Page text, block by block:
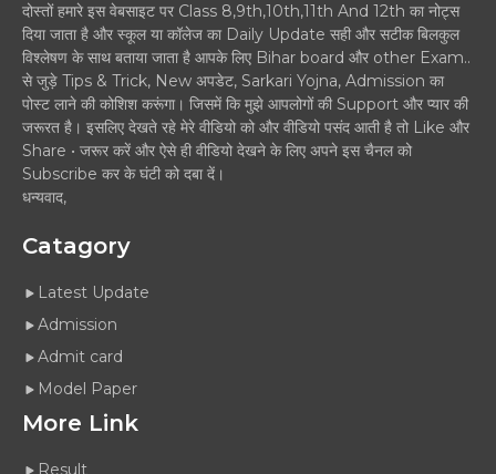
दोस्तों हमारे इस वेबसाइट पर Class 8,9th,10th,11th And 12th का नोट्स
दिया जाता है और स्कूल या कॉलेज का Daily Update सही और सटीक बिलकुल
विश्लेषण के साथ बताया जाता है आपके लिए Bihar board और other Exam..
से जुड़े Tips & Trick, New अपडेट, Sarkari Yojna, Admission का
पोस्ट लाने की कोशिश करूंगा। जिसमें कि मुझे आपलोगों की Support और प्यार की
जरूरत है। इसलिए देखते रहे मेरे वीडियो को और वीडियो पसंद आती है तो Like और
Share • जरूर करें और ऐसे ही वीडियो देखने के लिए अपने इस चैनल को
Subscribe कर के घंटी को दबा दें।
धन्यवाद,
Catagory
Latest Update
Admission
Admit card
Model Paper
More Link
Result